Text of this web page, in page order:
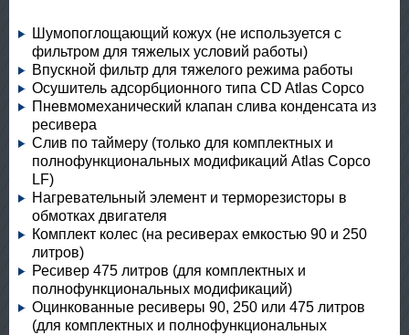
Шумопоглощающий кожух (не используется с
фильтром для тяжелых условий работы)
Впускной фильтр для тяжелого режима работы
Осушитель адсорбционного типа CD Atlas Copco
Пневмомеханический клапан слива конденсата из
ресивера
Слив по таймеру (только для комплектных и
полнофункциональных модификаций Atlas Copco
LF)
Нагревательный элемент и терморезисторы в
обмотках двигателя
Комплект колес (на ресиверах емкостью 90 и 250
литров)
Ресивер 475 литров (для комплектных и
полнофункциональных модификаций)
Оцинкованные ресиверы 90, 250 или 475 литров
(для комплектных и полнофункциональных